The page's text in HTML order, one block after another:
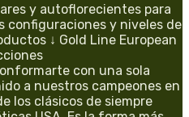
y autoflorecientes para
configuraciones y niveles de
↓ Gold Line European
con una sola
a nuestros campeones en
los clásicos de siempre